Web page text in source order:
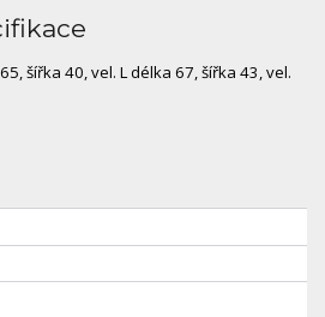
šířka 40, vel. L délka 67, šířka 43, vel.